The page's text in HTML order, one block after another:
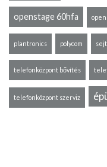
openstage 60hfa
plantronics polycom
telefonközpont bővítés
telefonközpont szerviz